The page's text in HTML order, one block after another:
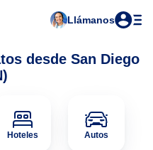
Llámanos
desde San Diego
Hoteles Autos